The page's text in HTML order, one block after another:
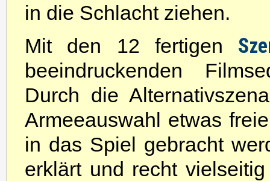
in die Schlacht ziehen.
Mit den 12 fertigen
beeindruckenden
Durch die
Armeeauswahl etwas
in das Spiel gebracht
erklärt und recht